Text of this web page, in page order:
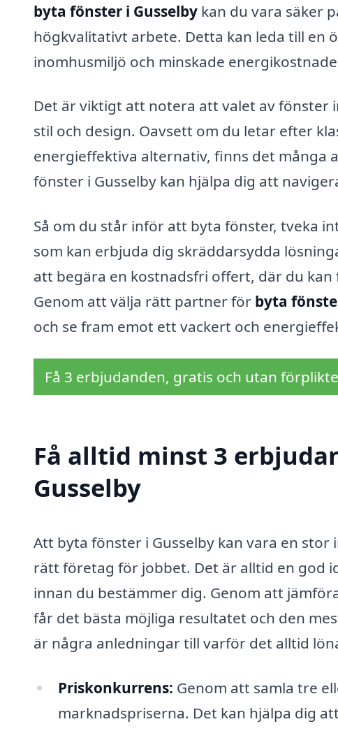
byta fönster i Gusselby kan du vara säker
högkvalitativt arbete. Detta kan leda till en
inomhusmiljö och minskade
Det är viktigt att notera att valet av fönster
stil och design. Oavsett om du letar efter
energieffektiva alternativ, finns det många
fönster i Gusselby kan hjälpa dig att
Så om du står inför att byta fönster, tveka
som kan erbjuda dig skräddarsydda
att begära en kostnadsfri offert, där du
Genom att välja rätt partner för byta
och se fram emot ett vackert och
Få 3 erbjudanden, gratis och utan
Få alltid minst 3
Gusselby
Att byta fönster i Gusselby kan vara en
rätt företag för jobbet. Det är alltid en god
innan du bestämmer dig. Genom att
får det bästa möjliga resultatet och den
är några anledningar till varför det alltid
Priskonkurrens: Genom att samla tre
marknadspriserna. Det kan hjälpa dig